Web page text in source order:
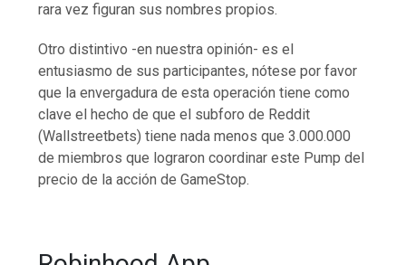
rara vez figuran sus nombres propios.
Otro distintivo -en nuestra opinión- es el
entusiasmo de sus participantes, nótese por favor
que la envergadura de esta operación tiene como
clave el hecho de que el subforo de Reddit
(Wallstreetbets) tiene nada menos que 3.000.000
de miembros que lograron coordinar este Pump del
precio de la acción de GameStop.